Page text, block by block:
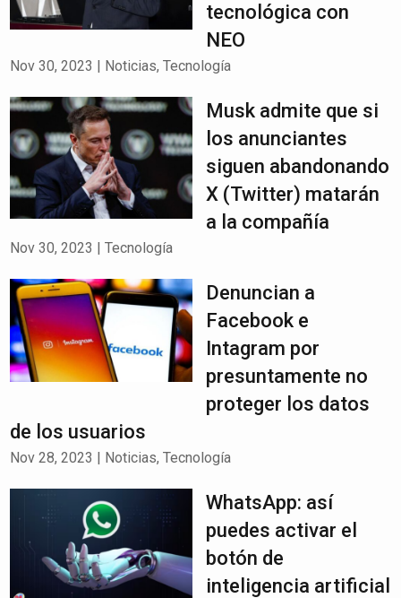
tecnológica con
NEO
Nov 30, 2023 | Noticias,Tecnología
Musk admite que si
los anunciantes
siguen abandonando
X (Twitter) matarán
a la compañía
Nov 30, 2023 |Tecnología
Denuncian a
Facebook e
Intagram por
presuntamente no
proteger los datos
de los usuarios
Nov 28, 2023 | Noticias,Tecnología
WhatsApp: así
puedes activar el
botón de
inteligencia artificial